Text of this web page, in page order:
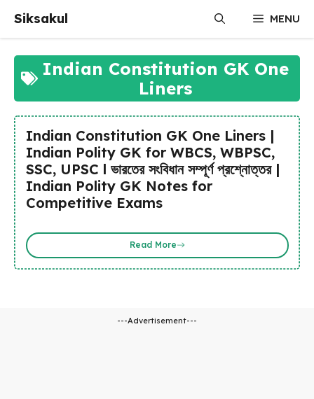
content
Siksakul MENU
Indian Constitution GK One
Liners
Indian Constitution GK One Liners |
Indian Polity GK for WBCS, WBPSC,
SSC, UPSC l ভারতের সংবিধান সম্পূর্ণ প্রশ্নোত্তর |
Indian Polity GK Notes for
Competitive Exams
Read More
---Advertisement---